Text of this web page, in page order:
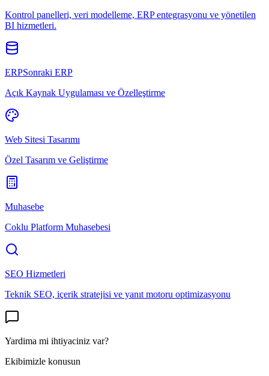
Kontrol panelleri, veri modelleme, ERP entegrasyonu ve yönetilen
BI hizmetleri.
ERPSonraki ERP
Açık Kaynak Uygulaması ve Özelleştirme
Web Sitesi Tasarımı
Özel Tasarım ve Geliştirme
Muhasebe
Coklu Platform Muhasebesi
SEO Hizmetleri
Teknik SEO, içerik stratejisi ve yanıt motoru optimizasyonu
Yardima mi ihtiyaciniz var?
Ekibimizle konusun